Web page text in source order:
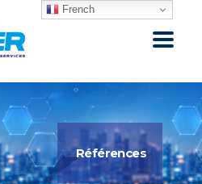
Références
French